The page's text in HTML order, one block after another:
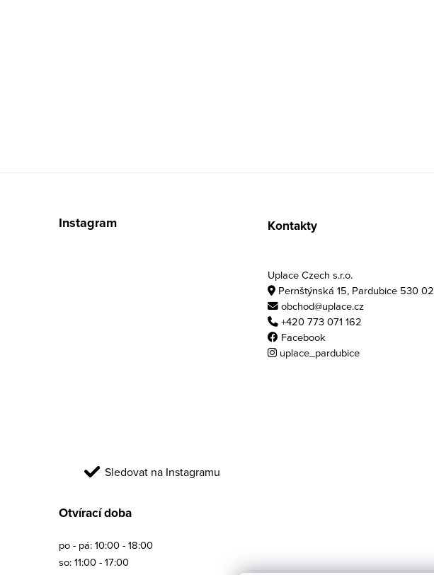
Instagram
Sledovat na Instagramu
Kontakty
Uplace Czech s.r.o.
Pernštýnská 15, Pardubice 530 02
obchod@uplace.cz
+420 773 071 162
Facebook
uplace_pardubice
Otvírací doba
po - pá: 10:00 - 18:00
so: 11:00 - 17:00